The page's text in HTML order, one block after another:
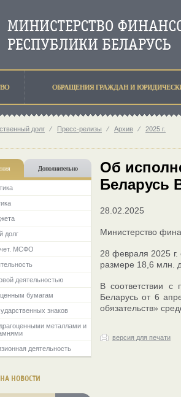
ОБРАЩЕНИЯ ГРАЖДАН И
долг ⁄ Пресс-релизы ⁄ Архив ⁄ 2025 г.
Дополнительно
долг
МСФО
деятельностью
бумагам
знаков
металлами и
деятельность
НОВОСТИ
Об
Беларусь
28.02.2025
Министерство
28 февраля 2025 г.
размере 18,6 млн.
В соответствии с
Беларусь от 6
обязательств»
версия для печати